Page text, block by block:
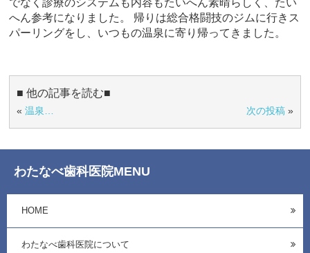
へん参考になりました。 帰りは総合格闘技のジムに行きス
パーリングをし、いつもの温泉に寄り帰ってきました。
■ 他の記事を読む■
«温泉… 次の投稿»
わたなべ歯科医院MENU
HOME
わたなべ歯科医院について